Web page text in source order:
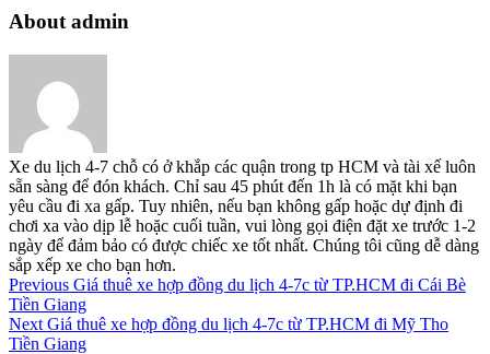
About admin
Xe du lịch 4-7 chỗ có ở khắp các quận trong tp HCM và tài xế luôn
sẵn sàng để đón khách. Chỉ sau 45 phút đến 1h là có mặt khi bạn
yêu cầu đi xa gấp. Tuy nhiên, nếu bạn không gấp hoặc dự định đi
chơi xa vào dịp lễ hoặc cuối tuần, vui lòng gọi điện đặt xe trước 1-2
ngày để đảm bảo có được chiếc xe tốt nhất. Chúng tôi cũng dễ dàng
sắp xếp xe cho bạn hơn.
Previous Giá thuê xe hợp đồng du lịch 4-7c từ TP.HCM đi Cái Bè
Tiền Giang
Next Giá thuê xe hợp đồng du lịch 4-7c từ TP.HCM đi Mỹ Tho
Tiền Giang